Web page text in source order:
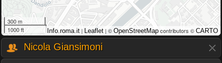
300 m
1000 ft
Info.roma.it | Leaflet | © OpenStreetMap contributors © CARTO
Nicola Giansimoni